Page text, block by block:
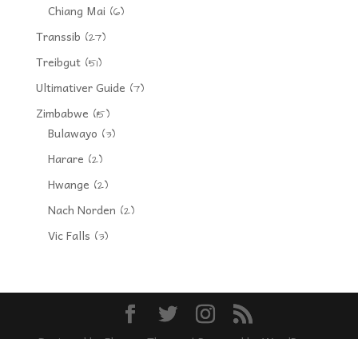
Chiang Mai (6)
Transsib (27)
Treibgut(51)
Ultimativer Guide (7)
Zimbabwe (15)
Bulawayo (3)
Harare (2)
Hwange (2)
Nach Norden (2)
Vic Falls (3)